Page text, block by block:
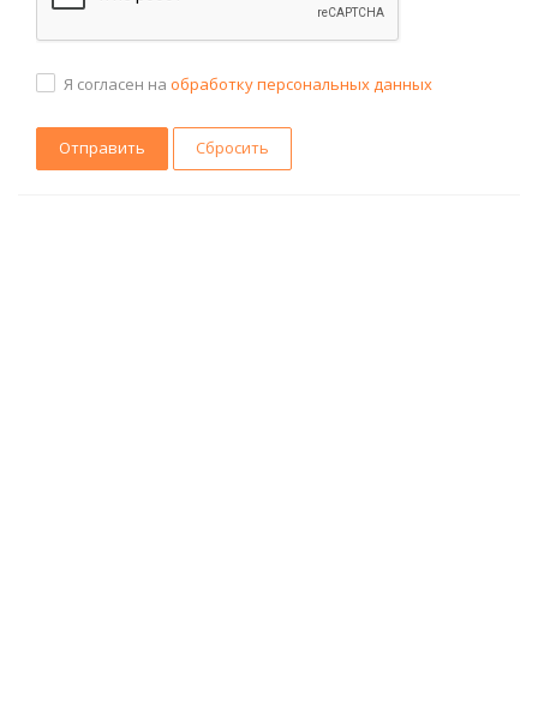
Я согласен на обработку персональных данных
Сбросить